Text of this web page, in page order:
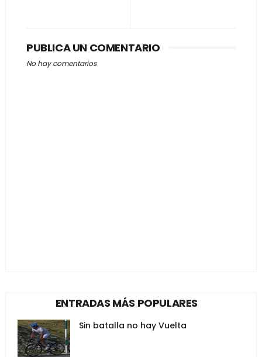
PUBLICA UN COMENTARIO
No hay comentarios
ENTRADAS MÁS POPULARES
Sin batalla no hay Vuelta